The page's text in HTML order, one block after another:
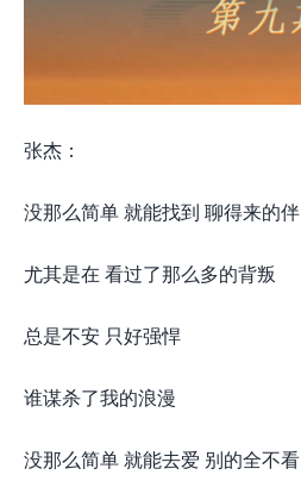
张杰：
没那么简单 就能找到 聊得来的伴
尤其是在 看过了那么多的背叛
总是不安 只好强悍
谁谋杀了我的浪漫
没那么简单 就能去爱 别的全不看